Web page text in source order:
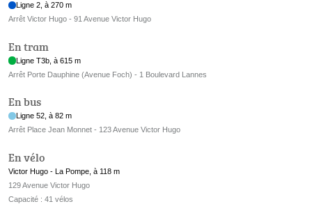
Ligne 2, à 270 m
Arrêt Victor Hugo - 91 Avenue Victor Hugo
En tram
Ligne T3b, à 615 m
Arrêt Porte Dauphine (Avenue Foch) - 1 Boulevard Lannes
En bus
Ligne 52, à 82 m
Arrêt Place Jean Monnet - 123 Avenue Victor Hugo
En vélo
Victor Hugo - La Pompe, à 118 m
129 Avenue Victor Hugo
Capacité : 41 vélos